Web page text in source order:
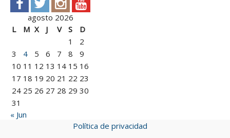
agosto 2026
L
M X J V S
D
1
2
3
4 5 6 7 8
9
10 11 12 13 14 15 16
17 18 19 20 21 22 23
24 25 26 27 28 29 30
31
« Jun
Política de privacidad